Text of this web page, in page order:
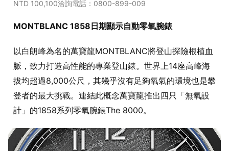
NTD 100,100洽詢電話：0800-899-009
MONTBLANC 1858日期顯示自動零氧腕錶
以白朗峰為名的萬寶龍MONTBLANC將登山探險根植血
脈，致力打造高性能的專業登山錶。世界上14座高峰海
拔均超過8,000公尺，其幾乎沒有足夠氧氣的環境也是攀
登者的最大挑戰。連結此概念萬寶龍推出四只「無氧設
計」的1858系列零氧腕錶The 8000。